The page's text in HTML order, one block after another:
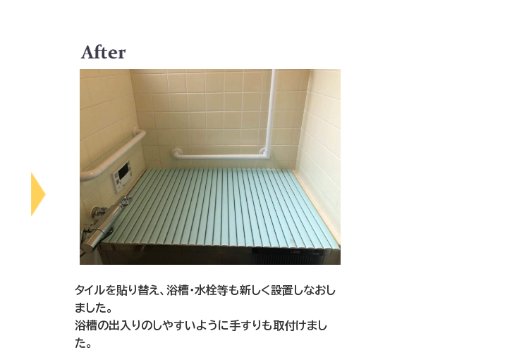
タイルを貼り替え、浴槽・水栓等も新しく設置しなおし
ました。
浴槽の出入りのしやすいように手すりも取付けまし
た。